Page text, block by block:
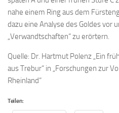
nahe einem Ring aus dem
dazu eine Analyse des Goldes vor
„Verwandtschaften“ zu erörtern.
Quelle: Dr. Hartmut Polenz „Ein
aus Trebur“ in „Forschungen zur
Rheinland“
Teilen: